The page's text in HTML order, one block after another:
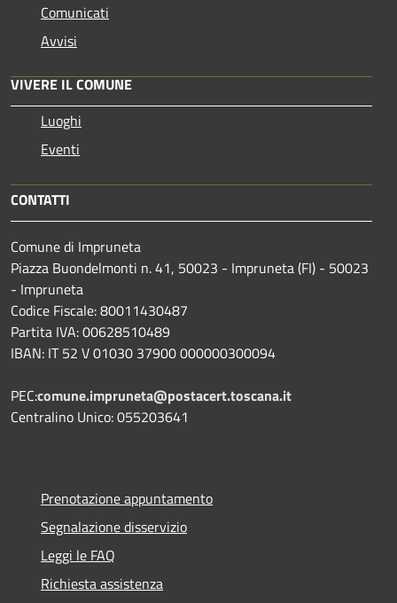
Comunicati
Avvisi
VIVERE IL COMUNE
Luoghi
Eventi
CONTATTI
Comune di Impruneta
Piazza Buondelmonti n. 41, 50023 - Impruneta (FI) - 50023
- Impruneta
Codice Fiscale: 80011430487
Partita IVA: 00628510489
IBAN: IT 52 V 01030 37900 000000300094
PEC:comune.impruneta@postacert.toscana.it
Centralino Unico: 055203641
Prenotazione appuntamento
Segnalazione disservizio
Leggi le FAQ
Richiesta assistenza